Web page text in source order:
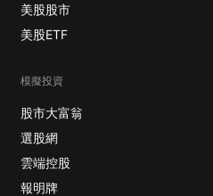
美股股市
美股ETF
模擬投資
股市大富翁
選股網
雲端控股
報明牌